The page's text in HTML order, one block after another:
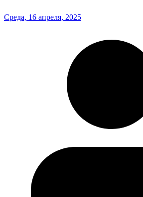
Среда, 16 апреля, 2025